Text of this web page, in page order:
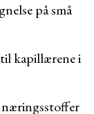
på små
kapillærene i